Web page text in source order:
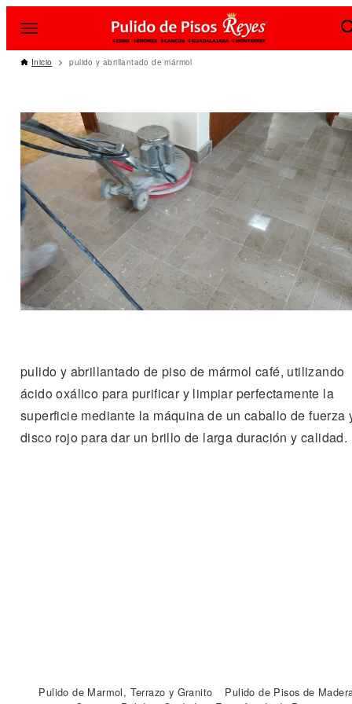
Inicio pulido y abrillantado de mármol
pulido y abrillantado de piso de mármol café, utilizando
ácido oxálico para purificar y limpiar perfectamente la
superficie mediante la máquina de un caballo de fuerza
disco rojo para dar un brillo de larga duración y calidad.
Pulido de Marmol, Terrazo y Granito
Pulido de Pisos de